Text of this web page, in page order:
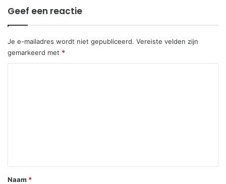
Geef een reactie
Je e-mailadres wordt niet gepubliceerd. Vereiste velden zijn
gemarkeerd met *
*
Naam *